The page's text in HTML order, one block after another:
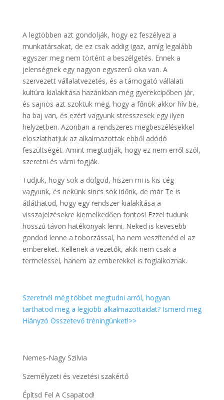
A legtöbben azt gondolják, hogy ez feszélyezi a
munkatársakat, de ez csak addig igaz, amíg legalább
egyszer meg nem történt a beszélgetés. Ennek a
jelenségnek egy nagyon egyszerű oka van. A
szervezett vállalatvezetés, és a támogató vállalati
kultúra kialakítása hazánkban még gyerekcipőben jár,
és sajnos azt szoktuk meg, hogy a főnök akkor hív be,
ha baj van, és ezért vagyunk stresszesek egy ilyen
helyzetben. Azonban a rendszeres megbeszélésekkel
eloszlathatjuk az alkalmazottak ebből adódó
feszültségét. Amint megtudják, hogy ez nem erről szól,
szeretni és várni fogják.
Tudjuk, hogy sok a dolgod, hiszen mi is kis cég
vagyunk, és nekünk sincs sok időnk, de már Te is
átláthatod, hogy egy rendszer kialakítása a
visszajelzésekre kiemelkedően fontos! Ezzel tudunk
hosszú távon hatékonyak lenni. Neked is kevesebb
gondod lenne a toborzással, ha nem veszítenéd el az
embereket. Kellenek a vezetők, akik nem csak a
termeléssel, hanem az emberekkel is foglalkoznak.
Szeretnél még többet megtudni arról, hogyan
tarthatod meg a legjobb alkalmazottaidat? Ismerd meg
Hiányzó Összetevő tréningünket!>>
Nemes-Nagy Szilvia
Személyzeti és vezetési szakértő
Építsd Fel A Csapatod!